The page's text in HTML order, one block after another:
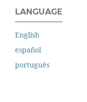
LANGUAGE
English
español
português